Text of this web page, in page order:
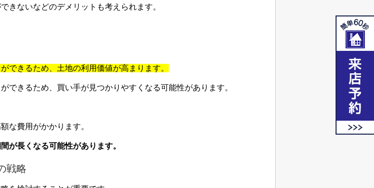
きないなどのデメリットも考えられます。
できるため、土地の利用価値が高まります。
できるため、買い手が見つかりやすくなる可能性があります。
な費用がかかります。
が長くなる可能性があります。
戦略